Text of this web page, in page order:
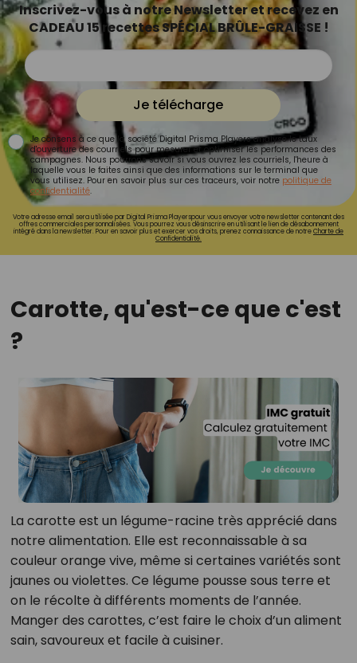
Inscrivez-vous à notre Newsletter et recevez en
CADEAU 15 recettes SPÉCIAL BRÛLE-GRAISSE !
Je télécharge
Je consens à ce que la société Digital Prisma Players analyse le taux
d'ouverture des courriels pour mesurer et optimiser les performances des
campagnes. Nous pourrons savoir si vous ouvrez les courriels, l'heure à
laquelle vous le faites ainsi que des informations sur le terminal que
vous utilisez. Pour en savoir plus sur ces traceurs, voir notre politique de
confidentialité.
Votre adresse email sera utilisée par Digital Prisma Playerspour vous envoyer votre newsletter contenant des
offres commerciales personnalisées. Vous pourrez vous désinscrire en utilisant le lien de désabonnement
intégré dans la newsletter. Pour en savoir plus et exercer vos droits, prenez connaissance de notreCharte de
Confidentialité.
Carotte, qu'est-ce que c'est
?
La carotte est un légume-racine très apprécié dans
notre alimentation. Elle est reconnaissable à sa
couleur orange vive, même si certaines variétés sont
jaunes ou violettes. Ce légume pousse sous terre et
on le récolte à différents moments de l’année.
Manger des carottes, c’est faire le choix d’un aliment
sain, savoureux et facile à cuisiner.